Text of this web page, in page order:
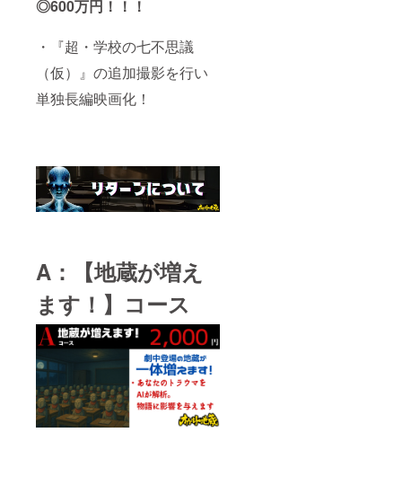
◎600万円！！！
・『超・学校の七不思議
（仮）』の追加撮影を行い
単独長編映画化！
A：【地蔵が増え
ます！】コース